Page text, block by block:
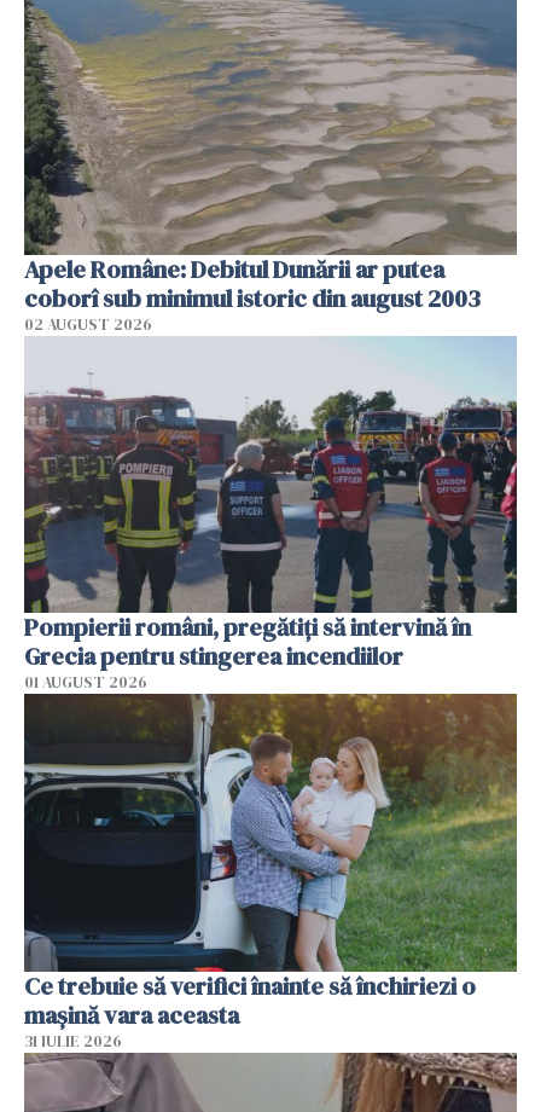
Apele Române: Debitul Dunării ar putea
coborî sub minimul istoric din august 2003
02 AUGUST 2026
Pompierii români, pregătiţi să intervină în
Grecia pentru stingerea incendiilor
01 AUGUST 2026
Ce trebuie să verifici înainte să închiriezi o
mașină vara aceasta
31 IULIE 2026